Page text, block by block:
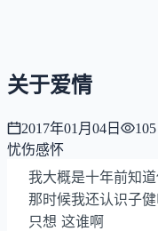
关于爱情
2017年01月04日 105
忧伤感怀
我大概是十年前知
那时候我还认识子
只想 这谁啊